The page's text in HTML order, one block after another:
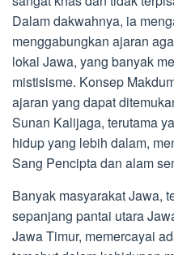
Dalam dakwahnya, ia
menggabungkan ajaran
lokal Jawa, yang banyak
mistisisme. Konsep
ajaran yang dapat
Sunan Kalijaga, terutama
hidup yang lebih dalam,
Sang Pencipta dan alam
Banyak masyarakat Jawa,
sepanjang pantai utara
Jawa Timur, memercayai